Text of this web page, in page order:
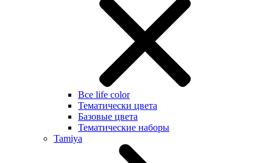
Все life color
Тематически цвета
Базовые цвета
Тематические наборы
Tamiya